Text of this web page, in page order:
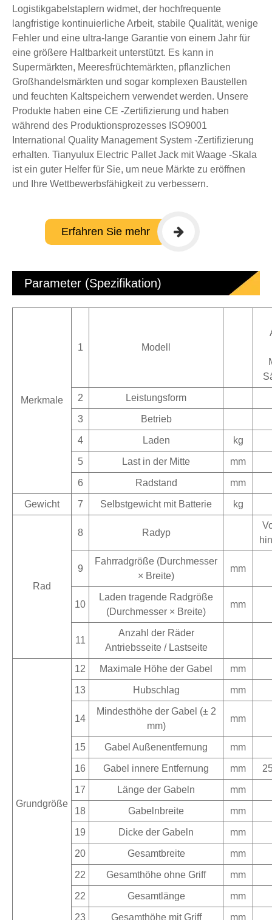
Logistikgabelstaplern widmet, der hochfrequente
langfristige kontinuierliche Arbeit, stabile Qualität, wenige
Fehler und eine ultra-lange Garantie von einem Jahr für
eine größere Haltbarkeit unterstützt. Es kann in
Supermärkten, Meeresfrüchtemärkten, pflanzlichen
Großhandelsmärkten und sogar komplexen Baustellen
und feuchten Kaltspeichern verwendet werden. Unsere
Produkte haben eine CE -Zertifizierung und haben
während des Produktionsprozesses ISO9001
International Quality Management System -Zertifizierung
erhalten. Tianyulux Electric Pallet Jack mit Waage -Skala
ist ein guter Helfer für Sie, um neue Märkte zu eröffnen
und Ihre Wettbewerbsfähigkeit zu verbessern.
Erfahren Sie mehr
Parameter (Spezifikation)
Merkmale
1 Modell
2 Leistungsform
3 Betrieb
4 Laden kg
5 Last in der Mitte mm
6 Radstand mm
Gewicht 7 Selbstgewicht mit Batterie kg
Rad
8 Radyp
9
Fahrradgröße (Durchmesser
× Breite)
mm
10
Laden tragende Radgröße
(Durchmesser × Breite)
mm
11
Anzahl der Räder
Antriebsseite / Lastseite
Grundgröße
12 Maximale Höhe der Gabel mm
13 Hubschlag mm
14
Mindesthöhe der Gabel (± 2
mm)
mm
15 Gabel Außenentfernung mm
16 Gabel innere Entfernung mm
17 Länge der Gabeln mm
18 Gabelnbreite mm
19 Dicke der Gabeln mm
20 Gesamtbreite mm
22 Gesamthöhe ohne Griff mm
22 Gesamtlänge mm
23 Gesamthöhe mit Griff mm